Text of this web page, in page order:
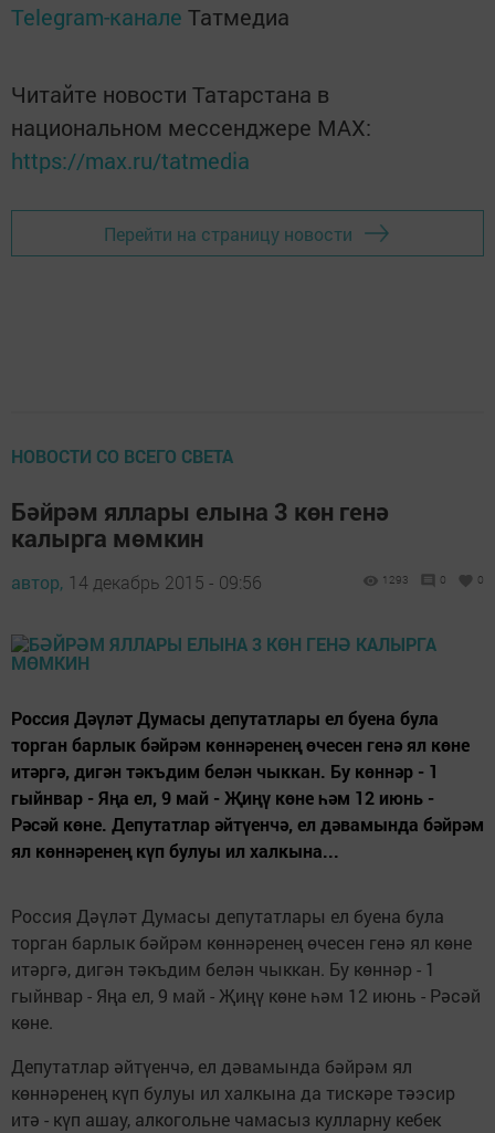
Telegram-канале Татмедиа
Читайте новости Татарстана в
национальном мессенджере MАХ:
https://max.ru/tatmedia
Перейти на страницу новости
НОВОСТИ СО ВСЕГО СВЕТА
Бәйрәм яллары елына 3 көн генә
калырга мөмкин
автор, 14 декабрь 2015 - 09:56 1293 0 0
Россия Дәүләт Думасы депутатлары ел буена була
торган барлык бәйрәм көннәренең өчесен генә ял көне
итәргә, дигән тәкъдим белән чыккан. Бу көннәр - 1
гыйнвар - Яңа ел, 9 май - Җиңү көне һәм 12 июнь -
Рәсәй көне. Депутатлар әйтүенчә, ел дәвамында бәйрәм
ял көннәренең күп булуы ил халкына...
Россия Дәүләт Думасы депутатлары ел буена була
торган барлык бәйрәм көннәренең өчесен генә ял көне
итәргә, дигән тәкъдим белән чыккан. Бу көннәр - 1
гыйнвар - Яңа ел, 9 май - Җиңү көне һәм 12 июнь - Рәсәй
көне.
Депутатлар әйтүенчә, ел дәвамында бәйрәм ял
көннәренең күп булуы ил халкына да тискәре тәэсир
итә - күп ашау, алкогольне чамасыз кулларну кебек